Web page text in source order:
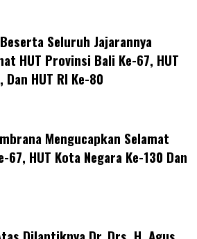
Seluruh Jajarannya
HUT Provinsi Bali Ke-67, HUT
HUT RI Ke-80
Mengucapkan Selamat
67, HUT Kota Negara Ke-130 Dan